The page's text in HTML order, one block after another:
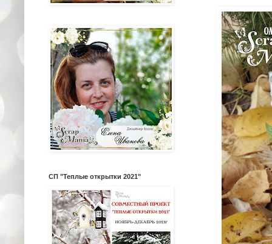
СП "Теплые открытки 2021"